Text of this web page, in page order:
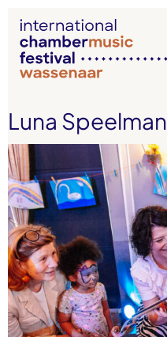
Luna Speelman